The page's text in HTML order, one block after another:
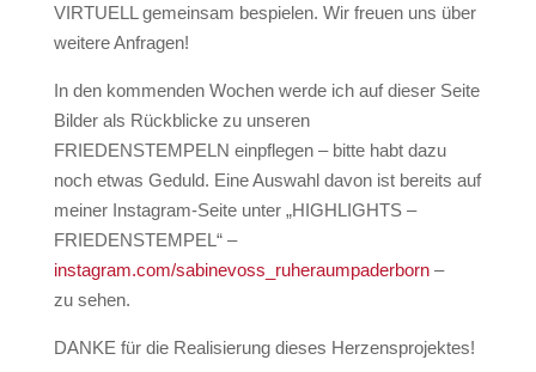
VIRTUELL gemeinsam bespielen. Wir freuen uns über
weitere Anfragen!
In den kommenden Wochen werde ich auf dieser Seite
Bilder als Rückblicke zu unseren
FRIEDENSTEMPELN einpflegen – bitte habt dazu
noch etwas Geduld. Eine Auswahl davon ist bereits auf
meiner Instagram-Seite unter „HIGHLIGHTS –
FRIEDENSTEMPEL“ –
instagram.com/sabinevoss_ruheraumpaderborn–
zu sehen.
DANKE für die Realisierung dieses Herzensprojektes!